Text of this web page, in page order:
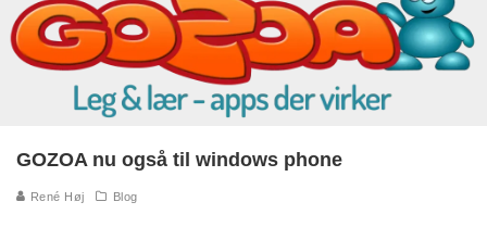
GOZOA nu også til windows phone
René Høj Blog